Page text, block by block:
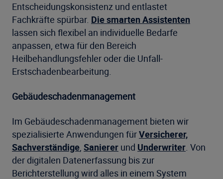
Entscheidungskonsistenz und entlastet
Fachkräfte spürbar. Die smarten Assistenten
lassen sich flexibel an individuelle Bedarfe
anpassen, etwa für den Bereich
Heilbehandlungsfehler oder die Unfall-
Erstschadenbearbeitung.
Gebäudeschadenmanagement
Im Gebäudeschadenmanagement bieten wir
spezialisierte Anwendungen fürVersicherer,
Sachverständige, Sanierer und Underwriter. Von
der digitalen Datenerfassung bis zur
Berichterstellung wird alles in einem System